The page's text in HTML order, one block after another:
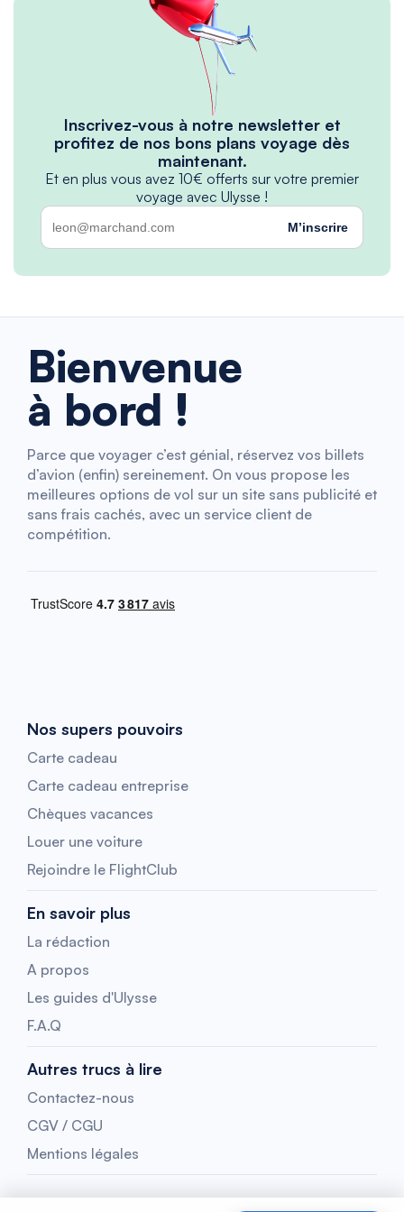
Inscrivez-vous à notre newsletter et
profitez de nos bons plans voyage dès
maintenant.
Et en plus vous avez 10€ offerts sur votre premier
voyage avec Ulysse !
M’inscrire
Bienvenue
à bord !
Parce que voyager c’est génial, réservez vos billets
d’avion (enfin) sereinement. On vous propose les
meilleures options de vol sur un site sans publicité et
sans frais cachés, avec un service client de
compétition.
Nos supers pouvoirs
Carte cadeau
Carte cadeau entreprise
Chèques vacances
Louer une voiture
Rejoindre le FlightClub
En savoir plus
La rédaction
A propos
Les guides d'Ulysse
F.A.Q
Autres trucs à lire
Contactez-nous
CGV / CGU
Mentions légales